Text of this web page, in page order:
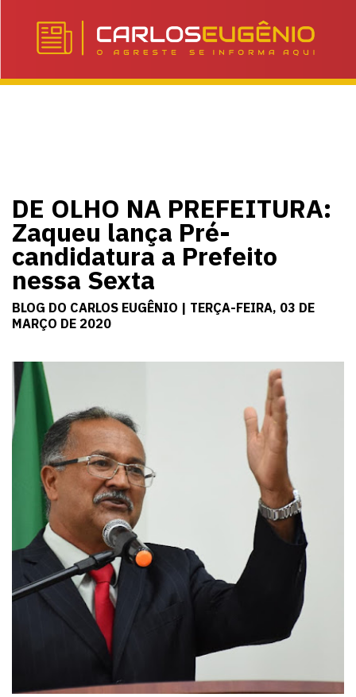
DE OLHO NA PREFEITURA:
Zaqueu lança Pré-
candidatura a Prefeito
nessa Sexta
BLOG DO CARLOS EUGÊNIO | TERÇA-FEIRA, 03 DE
MARÇO DE 2020